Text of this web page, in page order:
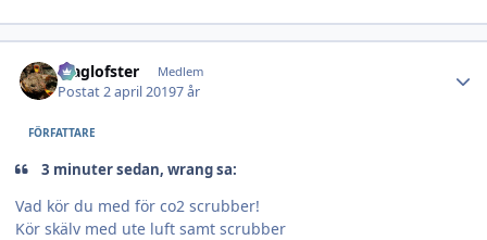
Maglofster Medlem
Postat2 april 20197 år
FÖRFATTARE
3 minuter sedan, wrang sa:
Vad kör du med för co2 scrubber!
Kör skälv med ute luft samt scrubber